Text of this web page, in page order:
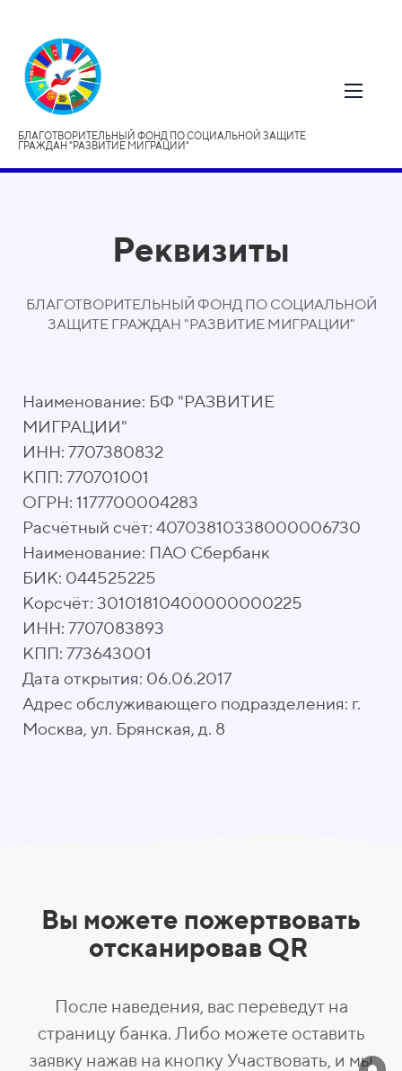
БЛАГОТВОРИТЕЛЬНЫЙ ФОНД ПО СОЦИАЛЬНОЙ ЗАЩИТЕ
ГРАЖДАН "РАЗВИТИЕ МИГРАЦИИ"
Реквизиты
БЛАГОТВОРИТЕЛЬНЫЙ ФОНД ПО СОЦИАЛЬНОЙ
ЗАЩИТЕ ГРАЖДАН "РАЗВИТИЕ МИГРАЦИИ"
Наименование: БФ "РАЗВИТИЕ
МИГРАЦИИ"
ИНН: 7707380832
КПП: 770701001
ОГРН: 1177700004283
Расчётный счёт: 40703810338000006730
Наименование: ПАО Сбербанк
БИК: 044525225
Корсчёт: 30101810400000000225
ИНН: 7707083893
КПП: 773643001
Дата открытия: 06.06.2017
Адрес обслуживающего подразделения: г.
Москва, ул. Брянская, д. 8
Вы можете пожертвовать
отсканировав QR
После наведения, вас переведут на
страницу банка. Либо можете оставить
заявку нажав на кнопку Участвовать, и мы